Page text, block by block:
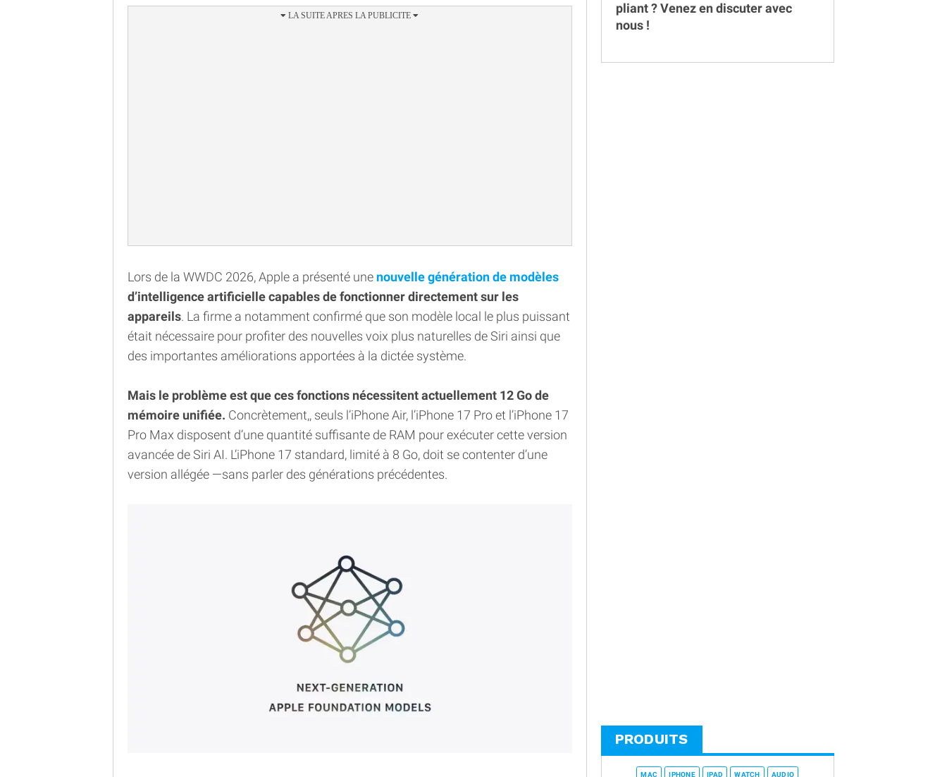
Lors de la WWDC 2026, Apple a présenté une nouvelle génération de modèles
d’intelligence artificielle capables de fonctionner directement sur les
appareils. La firme a notamment confirmé que son modèle local le plus puissant
était nécessaire pour profiter des nouvelles voix plus naturelles de Siri ainsi que
des importantes améliorations apportées à la dictée système.
Mais le problème est que ces fonctions nécessitent actuellement 12 Go de
mémoire unifiée. Concrètement,, seuls l’iPhone Air, l’iPhone 17 Pro et l’iPhone 17
Pro Max disposent d’une quantité suffisante de RAM pour exécuter cette version
avancée de Siri AI. L’iPhone 17 standard, limité à 8 Go, doit se contenter d’une
version allégée —sans parler des générations précédentes.
pliant ? Venez en discuter avec
nous !
PRODUITS
MAC IPHONE IPAD WATCH AUDIO